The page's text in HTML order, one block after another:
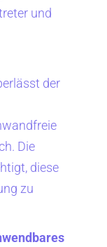
und
der
Die
diese
zu